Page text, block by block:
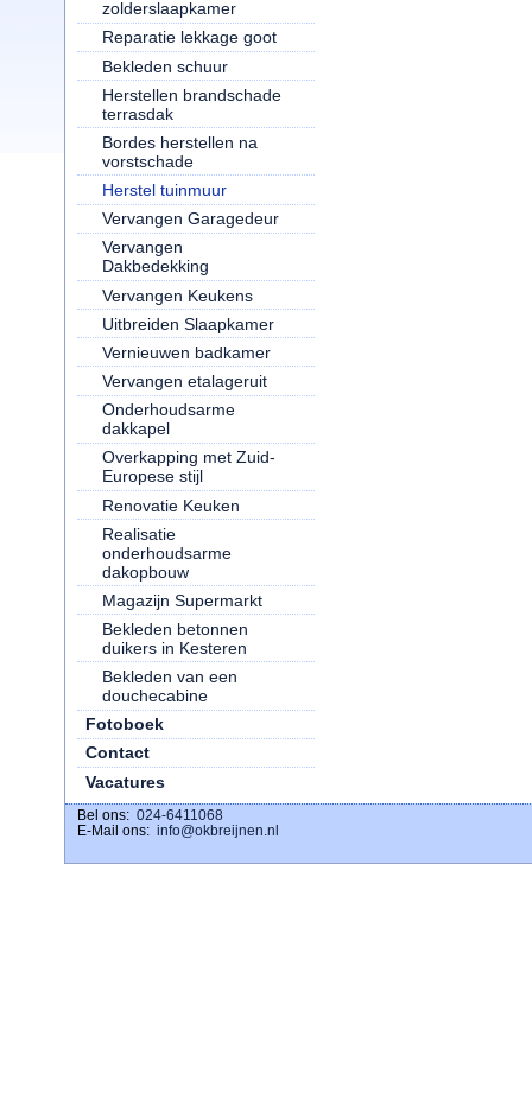
zolderslaapkamer
Reparatie lekkage goot
Bekleden schuur
Herstellen brandschade
terrasdak
Bordes herstellen na
vorstschade
Herstel tuinmuur
Vervangen Garagedeur
Vervangen
Dakbedekking
Vervangen Keukens
Uitbreiden Slaapkamer
Vernieuwen badkamer
Vervangen etalageruit
Onderhoudsarme
dakkapel
Overkapping met Zuid-
Europese stijl
Renovatie Keuken
Realisatie
onderhoudsarme
dakopbouw
Magazijn Supermarkt
Bekleden betonnen
duikers in Kesteren
Bekleden van een
douchecabine
Fotoboek
Contact
Vacatures
download ig stories
Bel ons: 024-6411068
E-Mail ons: info@okbreijnen.nl